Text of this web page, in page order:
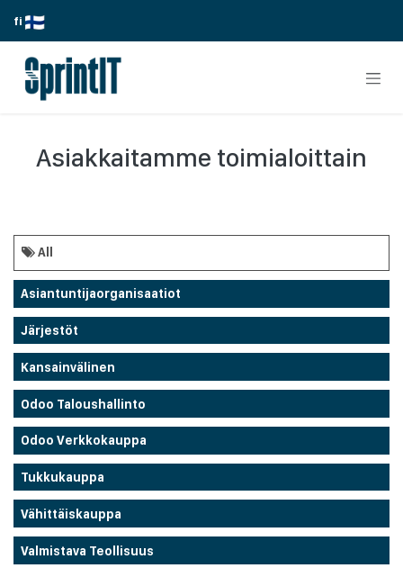
fi
Asiakkaitamme toimialoittain
All
Asiantuntijaorganisaatiot
Järjestöt
Kansainvälinen
Odoo Taloushallinto
Odoo Verkkokauppa
Tukkukauppa
Vähittäiskauppa
Valmistava Teollisuus